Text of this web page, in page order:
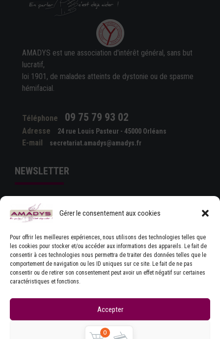
Gérer le consentement aux cookies
Pour offrir les meilleures expériences, nous utilisons des technologies telles que
les cookies pour stocker et/ou accéder aux informations des appareils. Le fait de
consentir à ces technologies nous permettra de traiter des données telles que le
comportement de navigation ou les ID uniques sur ce site. Le fait de ne pas
consentir ou de retirer son consentement peut avoir un effet négatif sur certaines
caractéristiques et fonctions.
Accepter
Refuser
AMADYS est une association d'intérêt général, sans but
lucratif,
loi 1901, de malades atteints de dystonie ou de spasme
hémifacial.
Téléphone 09 75 79 93 02
Adresse 24 rue Louis Pasteur - 45000 Orléans
E-mail secretariat.amadys@amadys.fr
NEWSLETTER
J'ACCEPTE LES CONDITIONS GÉNÉRALES
D'UTILISATION
0